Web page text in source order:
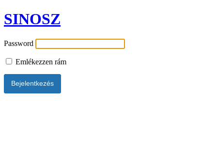
SINOSZ
Password
Emlékezzen rám